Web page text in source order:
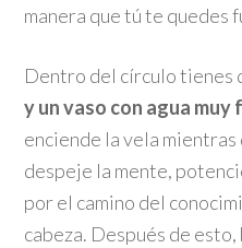
manera que tú te quedes
Dentro del círculo tienes
y un vaso con agua muy
enciende la vela
despeje la mente,
por el camino del
cabeza. Después de